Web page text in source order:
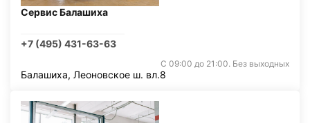
Сервис Балашиха
+7 (495) 431-63-63
С 09:00 до 21:00. Без выходных
Балашиха, Леоновское ш. вл.8